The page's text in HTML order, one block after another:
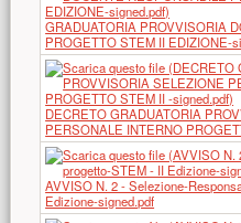
GRADUATORIA PROVVISORIA
PROGETTO STEM II EDIZIONE-
DECRETO GRADUATORIA
PERSONALE INTERNO
AVVISO N. 2 - Selezione-
Edizione-signed.pdf